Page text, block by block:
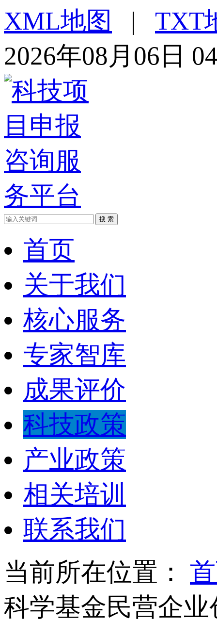
XML地图 | TXT
2026年08月06日
搜 索
首页
关于我们
核心服务
专家智库
成果评价
科技政策
产业政策
相关培训
联系我们
当前所在位置：
科学基金民营企